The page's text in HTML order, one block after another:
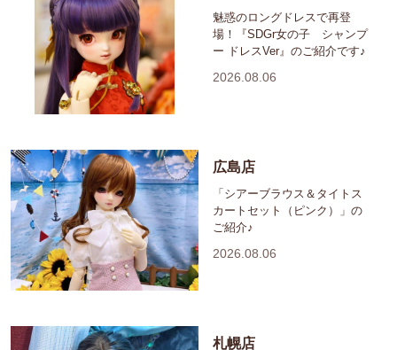
魅惑のロングドレスで再登
場！『SDGr女の子 シャンプ
ー ドレスVer』のご紹介です♪
2026.08.06
広島店
「シアーブラウス＆タイトス
カートセット（ピンク）」の
ご紹介♪
2026.08.06
札幌店